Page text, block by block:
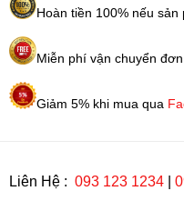
Hoàn tiền 100% nếu
Miễn phí vận chuyển
Giảm 5% khi mua qua
Liên Hệ : 093 123 1234